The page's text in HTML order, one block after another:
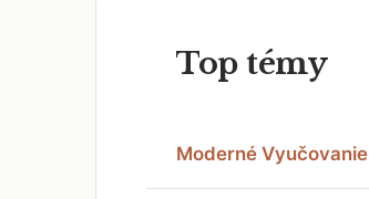
Top témy
Moderné Vyučovanie